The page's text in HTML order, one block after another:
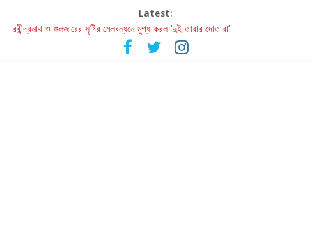
Latest:
রবীন্দ্রনাথ ও গুলজারের সৃষ্টির মেলবন্ধনে মুগ্ধ করল ‘দুই তারার দোতারা’
কলের গান থেকে রীলস্ — বাঙালির গান শোনার বিবর্তনের গল্প
জগন্নাথমঙ্গলম্ — বাংলায় প্রথমবার মঞ্চে এবার রথযাত্রার উদযাপন